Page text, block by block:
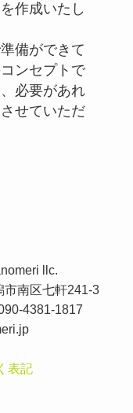
作成いたし
備ができて
ンセプトで
必要があれ
せていただ
llc.
市南区七軒241-3
4381-1817
表記